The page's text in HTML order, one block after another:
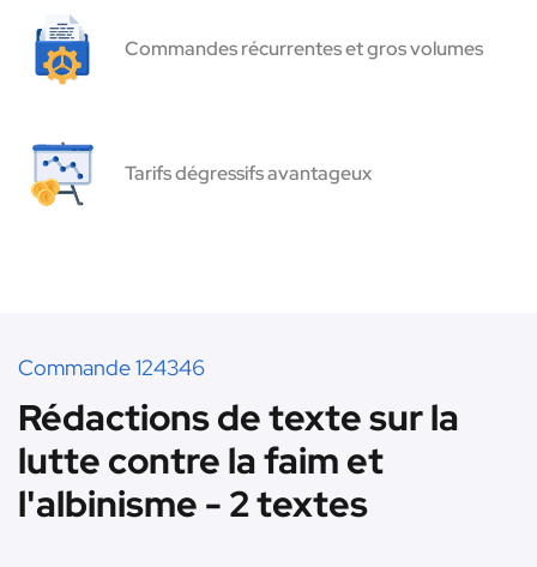
Commandes récurrentes et gros volumes
Tarifs dégressifs avantageux
Commande 124346
Rédactions de texte sur la
lutte contre la faim et
l'albinisme - 2 textes